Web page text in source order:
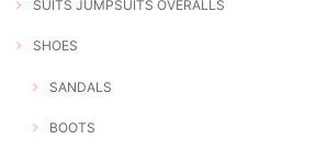
SUITS JUMPSUITS OVERALLS
SHOES
SANDALS
BOOTS